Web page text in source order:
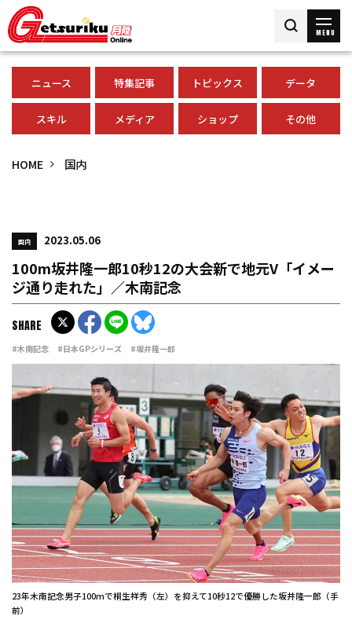
MENU
ニュース 特集記事 トピックス データ
スキル メディア ショップ その他
HOME 国内
国内 2023.05.06
100m坂井隆一郎10秒12の大会新で地元V「イメー
ジ通り走れた」／木南記念
#木南記念 #日本GPシリーズ #坂井隆一郎
SHARE
23年木南記念男子100mで桐生祥秀（左）を抑えて10秒12で優勝した坂井隆一郎（手
前）